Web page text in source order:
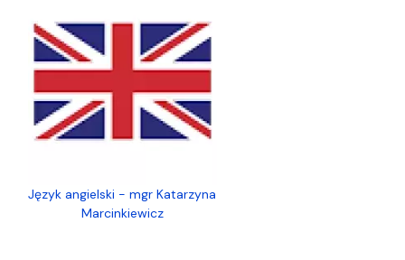
Język angielski - mgr Katarzyna
Marcinkiewicz